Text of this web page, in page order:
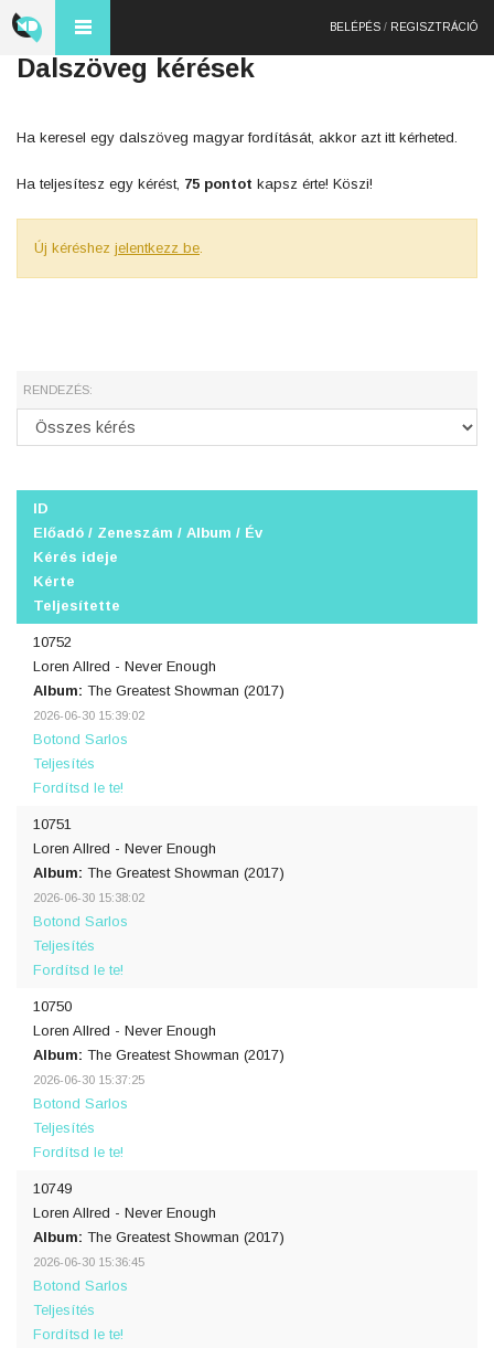
BELÉPÉS / REGISZTRÁCIÓ
Dalszöveg kérések
Ha keresel egy dalszöveg magyar fordítását, akkor azt itt kérheted.
Ha teljesítesz egy kérést, 75 pontot kapsz érte! Köszi!
Új kéréshez jelentkezz be.
RENDEZÉS:
ID
Előadó / Zeneszám / Album / Év
Kérés ideje
Kérte
Teljesítette
10752
Loren Allred - Never Enough
Album: The Greatest Showman (2017)
2026-06-30 15:39:02
Botond Sarlos
Teljesítés
Fordítsd le te!
10751
Loren Allred - Never Enough
Album: The Greatest Showman (2017)
2026-06-30 15:38:02
Botond Sarlos
Teljesítés
Fordítsd le te!
10750
Loren Allred - Never Enough
Album: The Greatest Showman (2017)
2026-06-30 15:37:25
Botond Sarlos
Teljesítés
Fordítsd le te!
10749
Loren Allred - Never Enough
Album: The Greatest Showman (2017)
2026-06-30 15:36:45
Botond Sarlos
Teljesítés
Fordítsd le te!